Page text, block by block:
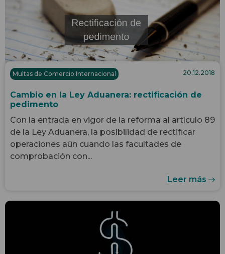
Multas de Comercio Internacional 20.12.2018
Cambio en la Ley Aduanera: rectificación de
pedimento
Con la entrada en vigor de la reforma al artículo 89
de la Ley Aduanera, la posibilidad de rectificar
operaciones aún cuando las facultades de
comprobación con...
Leer más